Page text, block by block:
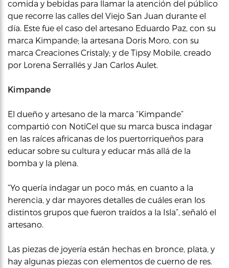
comida y bebidas para llamar la atención del público
que recorre las calles del Viejo San Juan durante el
día. Este fue el caso del artesano Eduardo Paz, con su
marca Kimpande; la artesana Doris Moro, con su
marca Creaciones Cristaly; y de Tipsy Mobile, creado
por Lorena Serrallés y Jan Carlos Aulet.
Kimpande
El dueño y artesano de la marca “Kimpande”
compartió con NotiCel que su marca busca indagar
en las raíces africanas de los puertorriqueños para
educar sobre su cultura y educar más allá de la
bomba y la plena.
“Yo quería indagar un poco más, en cuanto a la
herencia, y dar mayores detalles de cuáles eran los
distintos grupos que fueron traídos a la Isla”, señaló el
artesano.
Las piezas de joyería están hechas en bronce, plata, y
hay algunas piezas con elementos de cuerno de res.